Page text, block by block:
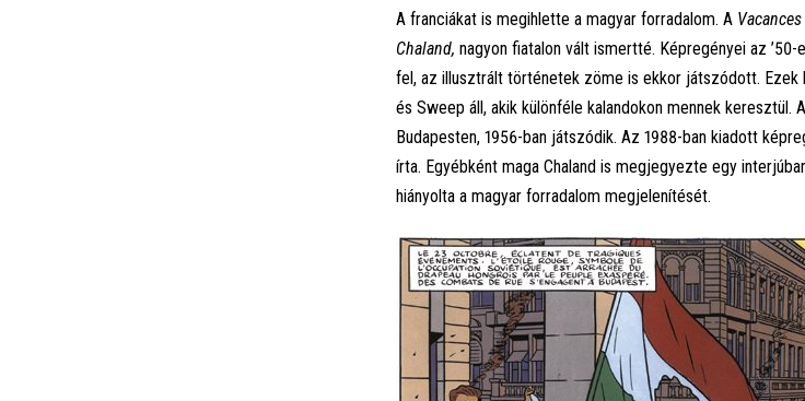
A franciákat is megihlette a magyar forradalom. A
Chaland, nagyon fiatalon vált ismertté. Képregényei az
fel, az illusztrált történetek zöme is ekkor játszódott.
és Sweep áll, akik különféle kalandokon mennek keresztül.
Budapesten, 1956-ban játszódik. Az 1988-ban kiadott
írta. Egyébként maga Chaland is megjegyezte egy
hiányolta a magyar forradalom megjelenítését.